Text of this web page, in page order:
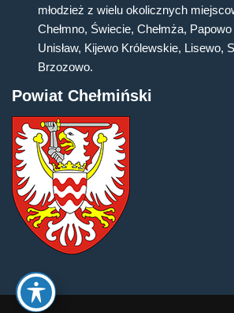
młodzież z wielu okolicznych
Chełmno, Świecie, Chełmża,
Unisław, Kijewo Królewskie, Lisewo,
Brzozowo.
Powiat Chełmiński